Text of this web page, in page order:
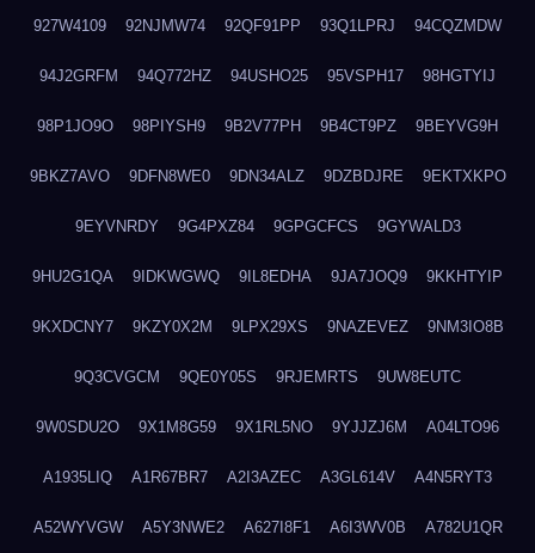
927W4109 92NJMW74 92QF91PP 93Q1LPRJ 94CQZMDW
94J2GRFM 94Q772HZ 94USHO25 95VSPH17 98HGTYIJ
98P1JO9O 98PIYSH9 9B2V77PH 9B4CT9PZ 9BEYVG9H
9BKZ7AVO 9DFN8WE0 9DN34ALZ 9DZBDJRE 9EKTXKPO
9EYVNRDY 9G4PXZ84 9GPGCFCS 9GYWALD3
9HU2G1QA 9IDKWGWQ 9IL8EDHA 9JA7JOQ9 9KKHTYIP
9KXDCNY7 9KZY0X2M 9LPX29XS 9NAZEVEZ 9NM3IO8B
9Q3CVGCM 9QE0Y05S 9RJEMRTS 9UW8EUTC
9W0SDU2O 9X1M8G59 9X1RL5NO 9YJJZJ6M A04LTO96
A1935LIQ A1R67BR7 A2I3AZEC A3GL614V A4N5RYT3
A52WYVGW A5Y3NWE2 A627I8F1 A6I3WV0B A782U1QR